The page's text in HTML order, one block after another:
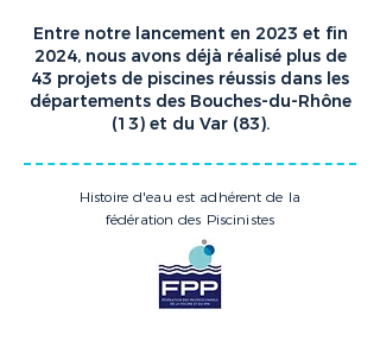
Entre notre lancement en 2023 et fin
2024, nous avons déjà réalisé plus de
43 projets de piscines réussis dans les
départements des Bouches-du-Rhône
(13) et du Var (83).
Histoire d'eau est adhérent de la
fédération des Piscinistes